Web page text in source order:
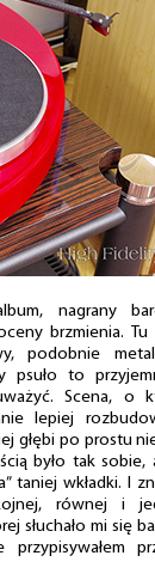
nagrany
brzmienia. Tu
podobnie
psuło to
Scena, o
lepiej
głębi po prostu
było tak sobie,
taniej wkładki. I
równej i
słuchało mi się